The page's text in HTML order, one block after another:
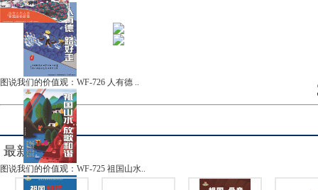
图说我们的价值观：WF-726 人有德 ..
图说我们的价值观：WF-725 祖国山水..
最新图集